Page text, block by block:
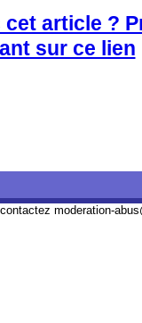
article ?
sur ce lien
moderation-